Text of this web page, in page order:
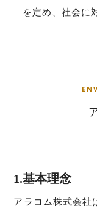
を定め、社会に
E N V
1.基本理念
アラコム株式会社